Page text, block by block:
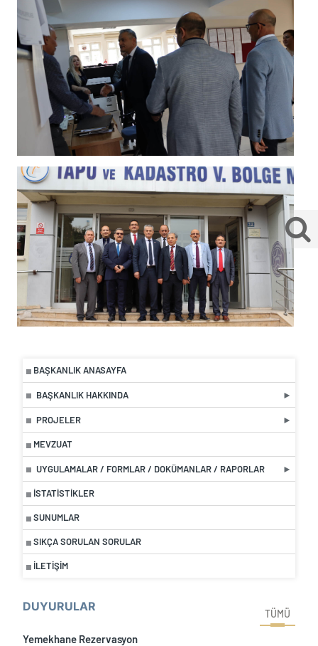
BAŞKANLIK ANASAYFA
BAŞKANLIK HAKKINDA
PROJELER
MEVZUAT
UYGULAMALAR / FORMLAR / DOKÜMANLAR / RAPORLAR
İSTATISTIKLER
SUNUMLAR
SIKÇA SORULAN SORULAR
İLETIŞIM
DUYURULAR
TÜMÜ
Yemekhane Rezervasyon